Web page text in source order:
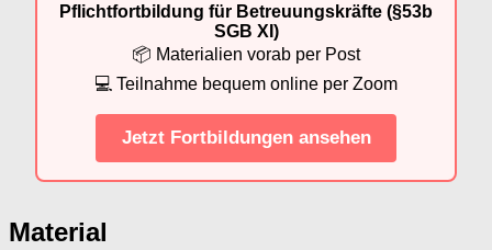
Pflichtfortbildung für Betreuungskräfte (§53b
SGB XI)
📦 Materialien vorab per Post
💻 Teilnahme bequem online per Zoom
Jetzt Fortbildungen ansehen
Material